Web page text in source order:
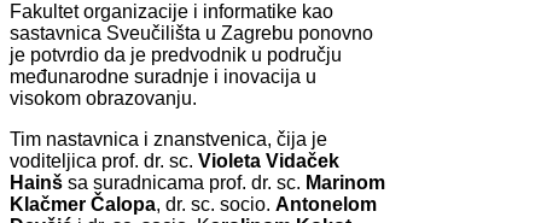
Fakultet organizacije i informatike kao
sastavnica Sveučilišta u Zagrebu ponovno
je potvrdio da je predvodnik u području
međunarodne suradnje i inovacija u
visokom obrazovanju.
Tim nastavnica i znanstvenica, čija je
voditeljica prof. dr. sc. Violeta Vidaček
Hainš sa suradnicama prof. dr. sc. Marinom
Klačmer Čalopa, dr. sc. socio. Antonelom